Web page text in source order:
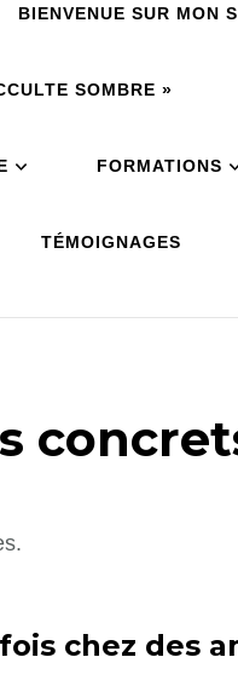
BIENVENUE SUR MON
SOMBRE »
FORMATIONS
TÉMOIGNAGES
chez des